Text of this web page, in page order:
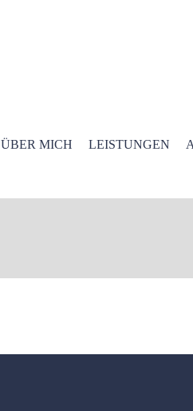
ÜBER MICH LEISTUNGEN